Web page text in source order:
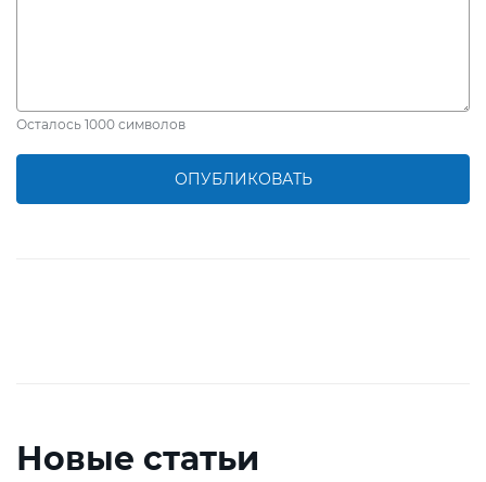
Осталось 1000 символов
ОПУБЛИКОВАТЬ
Новые статьи